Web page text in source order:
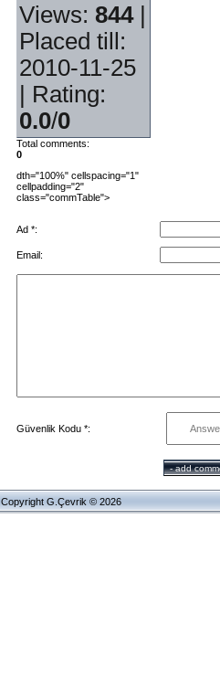
Views: 844|
Placed till:
2010-11-25
| Rating:
0.0/0
Total comments:
0
dth="100%" cellspacing="1"
cellpadding="2"
class="commTable">
Ad *:
Email:
Güvenlik Kodu *:
Copyright G.Çevrik © 2026